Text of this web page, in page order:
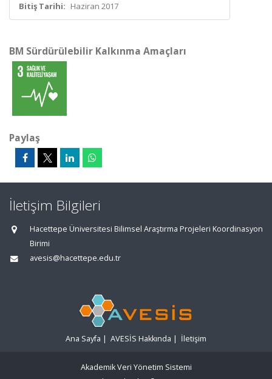
Bitiş Tarihi: Haziran 2017
BM Sürdürülebilir Kalkınma Amaçları
Paylaş
İletişim Bilgileri
Hacettepe Üniversitesi Bilimsel Araştırma Projeleri Koordinasyon
Birimi
avesis@hacettepe.edu.tr
Ana Sayfa | AVESİS Hakkında | İletişim
Akademik Veri Yönetim Sistemi